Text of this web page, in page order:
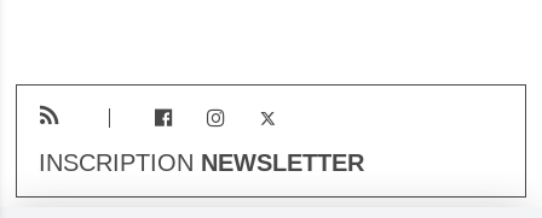
INSCRIPTION NEWSLETTER